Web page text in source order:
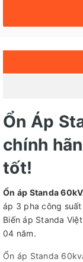
Ổn Áp
chính
tốt!
Ổn áp Standa
áp 3 pha công suất
Biến áp Standa
04 năm.
Ổn áp Standa